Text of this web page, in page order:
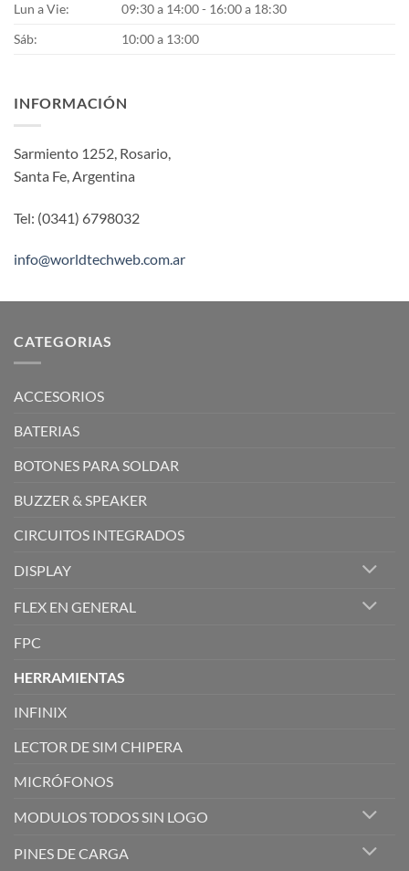
Lun a Vie:
09:30 a 14:00 - 16:00 a 18:30
Sáb:
10:00 a 13:00
INFORMACIÓN
Sarmiento 1252, Rosario,
Santa Fe, Argentina
Tel: (0341) 6798032
info@worldtechweb.com.ar
CATEGORIAS
ACCESORIOS
BATERIAS
BOTONES PARA SOLDAR
BUZZER & SPEAKER
CIRCUITOS INTEGRADOS
DISPLAY
FLEX EN GENERAL
FPC
HERRAMIENTAS
INFINIX
LECTOR DE SIM CHIPERA
MICRÓFONOS
MODULOS TODOS SIN LOGO
PINES DE CARGA